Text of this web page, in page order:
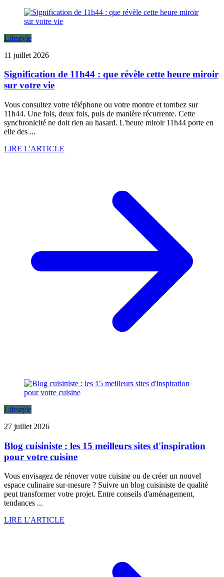
Lifestyle
11 juillet 2026
Signification de 11h44 : que révèle cette heure miroir
sur votre vie
Vous consultez votre téléphone ou votre montre et tombez sur
11h44. Une fois, deux fois, puis de manière récurrente. Cette
synchronicité ne doit rien au hasard. L'heure miroir 11h44 porte en
elle des ...
LIRE L'ARTICLE
Lifestyle
27 juillet 2026
Blog cuisiniste : les 15 meilleurs sites d'inspiration
pour votre cuisine
Vous envisagez de rénover votre cuisine ou de créer un nouvel
espace culinaire sur-mesure ? Suivre un blog cuisiniste de qualité
peut transformer votre projet. Entre conseils d'aménagement,
tendances ...
LIRE L'ARTICLE